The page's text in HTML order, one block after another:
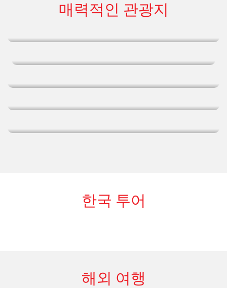
매력적인 관광지
한국 투어
해외 여행